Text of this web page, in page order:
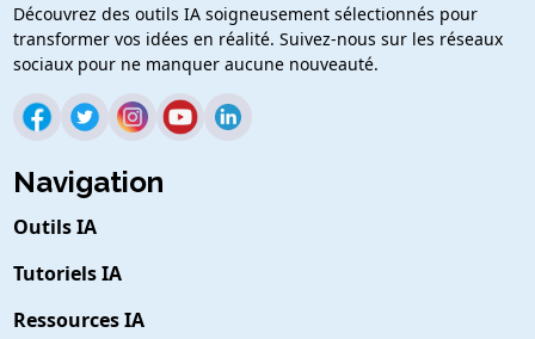
Découvrez des outils IA soigneusement sélectionnés pour
transformer vos idées en réalité. Suivez-nous sur les réseaux
sociaux pour ne manquer aucune nouveauté.
Navigation
Outils IA
Tutoriels IA
Ressources IA